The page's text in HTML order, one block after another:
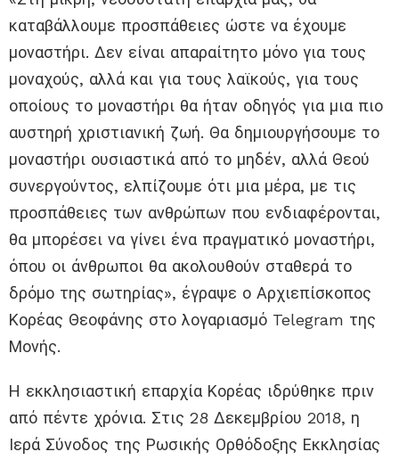
καταβάλλουμε προσπάθειες ώστε να έχουμε
μοναστήρι. Δεν είναι απαραίτητο μόνο για τους
μοναχούς, αλλά και για τους λαϊκούς, για τους
οποίους το μοναστήρι θα ήταν οδηγός για μια πιο
αυστηρή χριστιανική ζωή. Θα δημιουργήσουμε το
μοναστήρι ουσιαστικά από το μηδέν, αλλά Θεού
συνεργούντος, ελπίζουμε ότι μια μέρα, με τις
προσπάθειες των ανθρώπων που ενδιαφέρονται,
θα μπορέσει να γίνει ένα πραγματικό μοναστήρι,
όπου οι άνθρωποι θα ακολουθούν σταθερά το
δρόμο της σωτηρίας», έγραψε ο Αρχιεπίσκοπος
Κορέας Θεοφάνης στο λογαριασμό Telegram της
Μονής.
Η εκκλησιαστική επαρχία Κορέας ιδρύθηκε πριν
από πέντε χρόνια. Στις 28 Δεκεμβρίου 2018, η
Ιερά Σύνοδος της Ρωσικής Ορθόδοξης Εκκλησίας